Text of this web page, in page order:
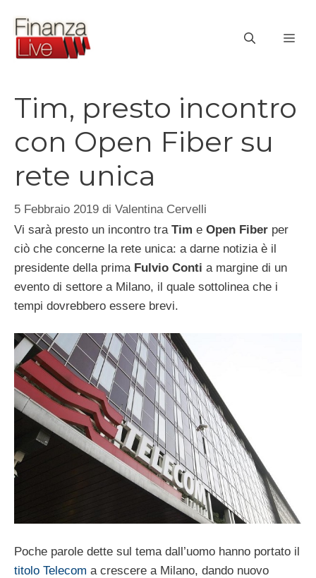
contenuto
Tim, presto incontro
con Open Fiber su
rete unica
5 Febbraio 2019 di Valentina Cervelli
Vi sarà presto un incontro tra Tim e Open Fiber per
ciò che concerne la rete unica: a darne notizia è il
presidente della prima Fulvio Conti a margine di un
evento di settore a Milano, il quale sottolinea che i
tempi dovrebbero essere brevi.
Poche parole dette sul tema dall’uomo hanno portato il
titolo Telecom a crescere a Milano, dando nuovo